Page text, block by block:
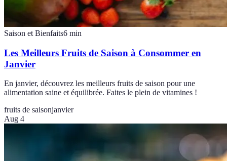
Saison et Bienfaits6 min
Les Meilleurs Fruits de Saison à Consommer en
Janvier
En janvier, découvrez les meilleurs fruits de saison pour une
alimentation saine et équilibrée. Faites le plein de vitamines !
fruits de saisonjanvier
Aug 4